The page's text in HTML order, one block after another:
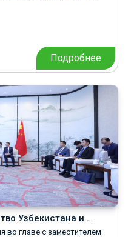
Подробнее
Узбекистана и …
во главе с заместителем